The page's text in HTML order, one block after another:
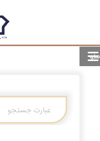
منو